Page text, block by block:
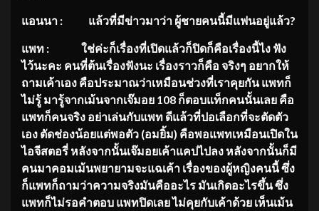
แอนนา : แล้วที่มีข่าวมาว่า ผู้ชายคนนี้มีแฟนอยู่แล้ว?
แพท : ใช่ค่ะก็เรื่องที่เปิดแล้วก็ปิดก็คือเรื่องนี้ไง ฟัง
ไว้นะคะ คนที่ต้นเรื่องฟังนะ เรื่องราวก็คือ จริงๆ อยากให้
ถามเค้าเอง คือประมาณว่าเหมือนช่วงที่เราคุยกัน แพทก็
ไม่รู้ มารู้จากเม้นจากเจ๊มอย 108 ก็ตอบแท็กคนนั้นเลย คือ
แพทก็คนจริง อย่าเล่นกับแพท ดีแล้วที่ปอเลือกที่จะตัดตัว
เอง ตัดช่องน้อยแต่พอตัว (อมยิ้ม) คือพอแพทเหมือนเปิดใน
ไอจีสตอรี่ หลังจากนั้นเจ๊มอยเค้าแคปไปลง หลังจากนั้นก็มี
คนมาคอมเม้นพยายามจะแฉเค้า เรื่องของผู้หญิงคนนี้ ซึ่ง
ก็แพทก็ถามว่าความจริงมันคืออะไร มันเกิดอะไรขึ้น ซึ่ง
แพทก็ไม่รอคำตอบ แพทปิดเลย ไม่คุยกับเค้าด้วย เห็นเม้น